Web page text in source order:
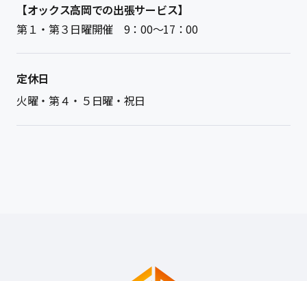
【オックス高岡での出張サービス】
第１・第３日曜開催 9：00～17：00
定休日
火曜・第４・５日曜・祝日